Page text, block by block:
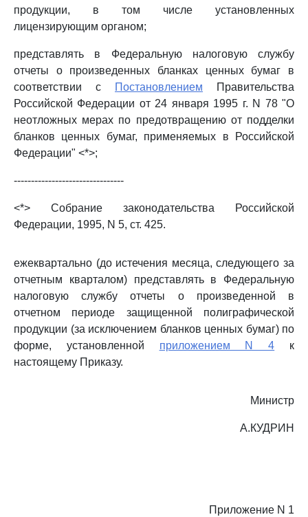
продукции, в том числе установленных
лицензирующим органом;
представлять в Федеральную налоговую службу
отчеты о произведенных бланках ценных бумаг в
соответствии с
Постановлением Правительства
Российской Федерации от 24 января 1995 г. N 78 "О
неотложных мерах по предотвращению от подделки
бланков ценных бумаг, применяемых в Российской
Федерации" <*>;
--------------------------------
<*> Собрание законодательства Российской
Федерации, 1995, N 5, ст. 425.
ежеквартально (до истечения месяца, следующего за
отчетным кварталом) представлять в Федеральную
налоговую службу отчеты о произведенной в
отчетном периоде защищенной полиграфической
продукции (за исключением бланков ценных бумаг) по
форме, установленной приложением N 4 к
настоящему Приказу.
Министр
А.КУДРИН
Приложение N 1